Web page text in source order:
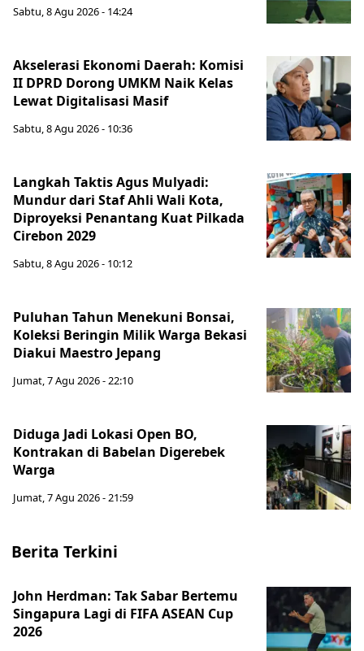
Sabtu, 8 Agu 2026 - 14:24
Akselerasi Ekonomi Daerah: Komisi
II DPRD Dorong UMKM Naik Kelas
Lewat Digitalisasi Masif
Sabtu, 8 Agu 2026 - 10:36
Langkah Taktis Agus Mulyadi:
Mundur dari Staf Ahli Wali Kota,
Diproyeksi Penantang Kuat Pilkada
Cirebon 2029
Sabtu, 8 Agu 2026 - 10:12
Puluhan Tahun Menekuni Bonsai,
Koleksi Beringin Milik Warga Bekasi
Diakui Maestro Jepang
Jumat, 7 Agu 2026 - 22:10
Diduga Jadi Lokasi Open BO,
Kontrakan di Babelan Digerebek
Warga
Jumat, 7 Agu 2026 - 21:59
Berita Terkini
John Herdman: Tak Sabar Bertemu
Singapura Lagi di FIFA ASEAN Cup
2026